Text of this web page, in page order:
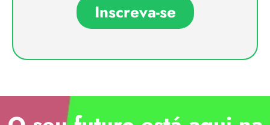
Inscreva-se